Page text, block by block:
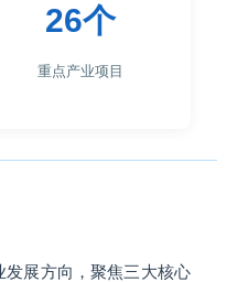
26个
重点产业项目
发展方向，聚焦三大核心